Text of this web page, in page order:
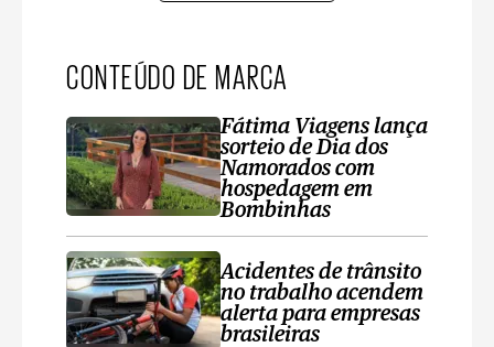
CONTEÚDO DE MARCA
Fátima Viagens lança
sorteio de Dia dos
Namorados com
hospedagem em
Bombinhas
Acidentes de trânsito
no trabalho acendem
alerta para empresas
brasileiras